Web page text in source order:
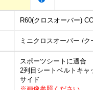
R60(クロスオーバー)
ミニクロスオーバー /ク
スポーツシートに適合
2列目シートベルトキャ
サイド